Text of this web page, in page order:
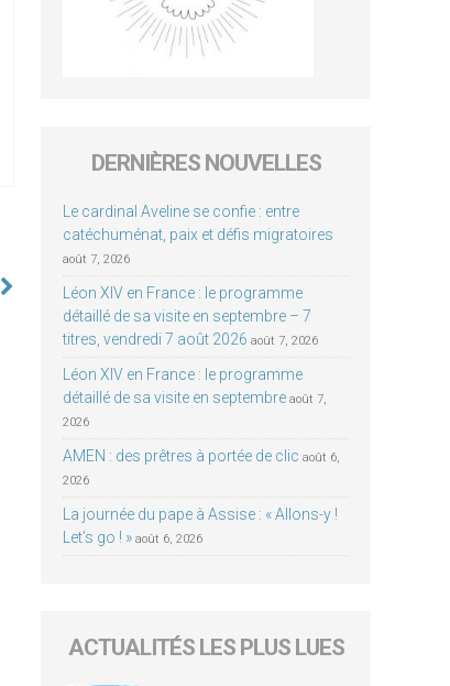
DERNIÈRES NOUVELLES
Le cardinal Aveline se confie : entre
catéchuménat, paix et défis migratoires
août 7, 2026
Léon XIV en France : le programme
détaillé de sa visite en septembre – 7
titres, vendredi 7 août 2026 août 7, 2026
Léon XIV en France : le programme
détaillé de sa visite en septembre août 7,
2026
AMEN : des prêtres à portée de clic août 6,
2026
La journée du pape à Assise : « Allons-y !
Let’s go ! » août 6, 2026
ACTUALITÉS LES PLUS LUES